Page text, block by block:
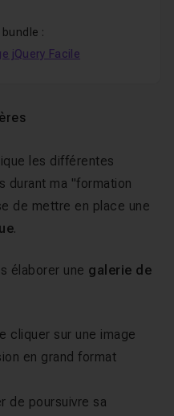
:
jQuery Facile
les différentes
durant ma "formation
de mettre en place une
.
élaborer une galerie de
cliquer sur une image
en grand format
de poursuivre sa